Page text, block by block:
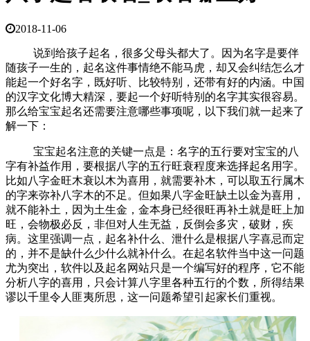
2018-11-06
说到给孩子起名，很多父母头都大了。因为名字是要伴
随孩子一生的，起名这件事情绝不能马虎，却又会纠结怎么才
能起一个好名字，既好听、比较特别，还带有好的内涵。中国
的汉字文化博大精深，要起一个好听特别的名字其实很容易。
那么给宝宝起名还需要注意哪些事项呢，以下我们就一起来了
解一下：
宝宝起名注意的关键一点是：名字的五行要对宝宝的八
字有补益作用，要根据八字的五行旺衰程度来选择起名用字。
比如八字金旺木衰以木为喜用，就需要补木，可以取五行属木
的字来弥补八字木的不足。但如果八字金旺缺土以金为喜用，
就不能补土，因为土生金，金本身已经很旺再补土就是旺上加
旺，会物极必反，非但对人生无益，反倒会多灾，破财，疾
病。这里强调一点，起名补什么、泄什么是根据八字喜忌而定
的，并不是缺什么少什么就补什么。在起名软件当中这一问题
尤为突出，软件以及起名网站只是一个编写好的程序，它不能
分析八字的喜用，只会计算八字里各种五行的个数，所得结果
谬以千里令人匪夷所思，这一问题希望引起家长们重视。